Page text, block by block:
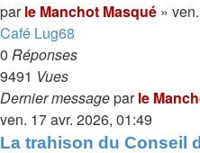
parle Manchot Masqué »
Café Lug68
0 Réponses
9491 Vues
Dernier messageparle
ven. 17 avr. 2026, 01:49
La trahison du Conseil